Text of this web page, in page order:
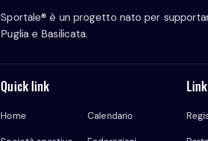
Sportale® è un progetto nato per
Puglia e Basilicata.
Quick link
Home Calendario